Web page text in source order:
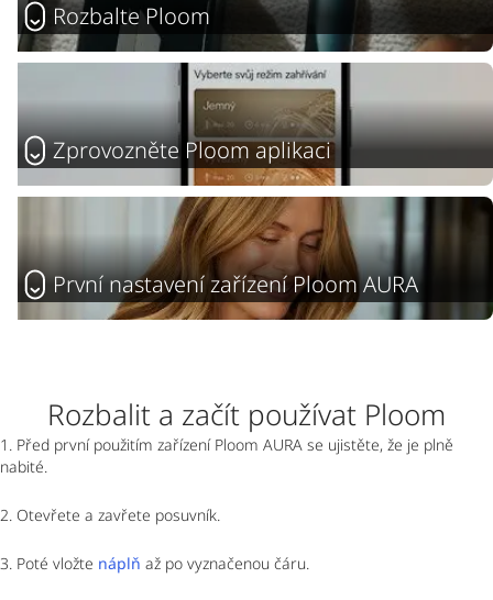
Rozbalte Ploom
Zprovozněte Ploom aplikaci
První nastavení zařízení Ploom AURA
Rozbalit a začít používat Ploom
1. Před první použitím zařízení Ploom AURA se ujistěte, že je plně
nabité.
2. Otevřete a zavřete posuvník.
3. Poté vložte náplň až po vyznačenou čáru.